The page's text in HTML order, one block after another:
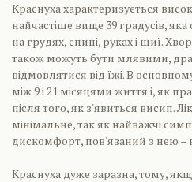
Краснуха характеризується
найчастіше вище 39 градусів,
на грудях, спині, руках і шиї.
також можуть бути млявими,
відмовлятися від їжі. В
між 9 і 21 місяцями життя і, як
після того, як з'явиться висип.
мінімальне, так як найважчі
дискомфорт, пов'язаний з нею –
Краснуха дуже заразна, тому,